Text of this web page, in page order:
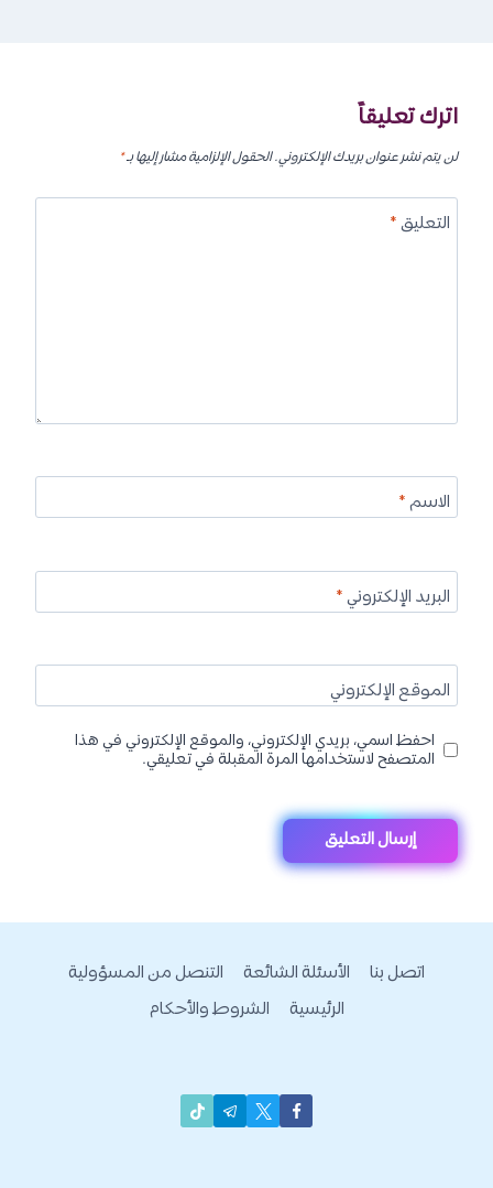
اترك تعليقاً
لن يتم نشر عنوان بريدك الإلكتروني.الحقول الإلزامية مشار إليها بـ*
التعليق*
الاسم*
البريد الإلكتروني*
الموقع الإلكتروني
احفظ اسمي، بريدي الإلكتروني، والموقع الإلكتروني في هذا
المتصفح لاستخدامها المرة المقبلة في تعليقي.
اتصل بنا الأسئلة الشائعة
التنصل من المسؤولية
الرئيسية
الشروط والأحكام